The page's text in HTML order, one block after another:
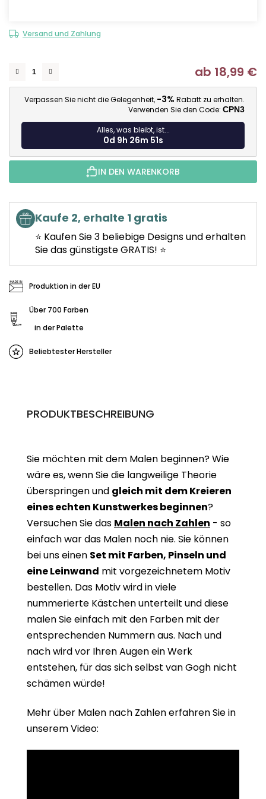
Versand und Zahlung
ab 18,99 €
Verpassen Sie nicht die Gelegenheit, -3% Rabatt zu erhalten.
Verwenden Sie den Code: CPN3
Alles, was bleibt, ist...
0d 9h 26m 50s
IN DEN WARENKORB
Kaufe 2, erhalte 1 gratis
⭐ Kaufen Sie 3 beliebige Designs und erhalten
Sie das günstigste GRATIS! ⭐
Produktion in der EU
Über 700 Farben
in der Palette
Beliebtester Hersteller
PRODUKTBESCHREIBUNG
Sie möchten mit dem Malen beginnen? Wie
wäre es, wenn Sie die langweilige Theorie
überspringen und gleich mit dem Kreieren
eines echten Kunstwerkes beginnen?
Versuchen Sie das Malen nach Zahlen - so
einfach war das Malen noch nie. Sie können
bei uns einen Set mit Farben, Pinseln und
eine Leinwand mit vorgezeichnetem Motiv
bestellen. Das Motiv wird in viele
nummerierte Kästchen unterteilt und diese
malen Sie einfach mit den Farben mit der
entsprechenden Nummern aus. Nach und
nach wird vor Ihren Augen ein Werk
entstehen, für das sich selbst van Gogh nicht
schämen würde!
Mehr über Malen nach Zahlen erfahren Sie in
unserem Video: